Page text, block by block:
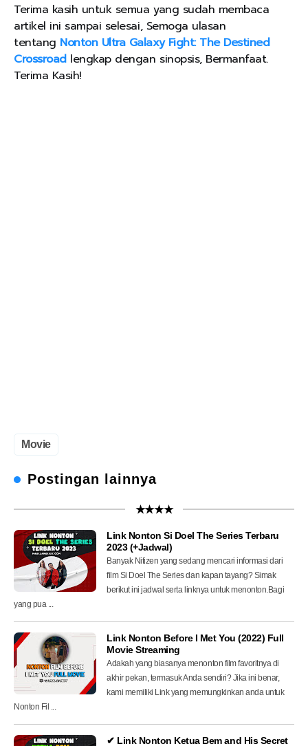
Terima kasih untuk semua yang sudah membaca
artikel ini sampai selesai, Semoga ulasan
tentang Nonton Ultra Galaxy Fight: The Destined
Crossroad lengkap dengan sinopsis, Bermanfaat.
Terima Kasih!
Movie
Postingan lainnya
★★★★
Link Nonton Si Doel The Series Terbaru
2023 (+Jadwal)
Banyak Nitizen yang sedang mencari informasi dari
film Si Doel The Series dan kapan tayang? Simak
berikut ini jadwal serta linknya untuk menonton.Bagi
yang pua ...
Link Nonton Before I Met You (2022) Full
Movie Streaming
Adakah yang biasanya menonton film favoritnya di
akhir pekan, termasuk Anda sendiri? Jika ini benar,
kami memiliki Link yang memungkinkan anda untuk
Nonton Fil ...
✔ Link Nonton Ketua Bem and His Secret